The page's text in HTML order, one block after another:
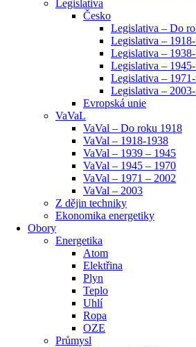
Legislativa
Česko
Legislativa – Do
Legislativa –
Legislativa –
Legislativa –
Legislativa –
Legislativa –
Evropská unie
VaVaL
VaVal – Do roku 1918
VaVal – 1918-1938
VaVal – 1939 – 1945
VaVal – 1945 – 1970
VaVal – 1971 – 2002
VaVal – 2003
Z dějin techniky
Ekonomika energetiky
Obory
Energetika
Atom
Elektřina
Plyn
Teplo
Uhlí
Ropa
OZE
Průmysl